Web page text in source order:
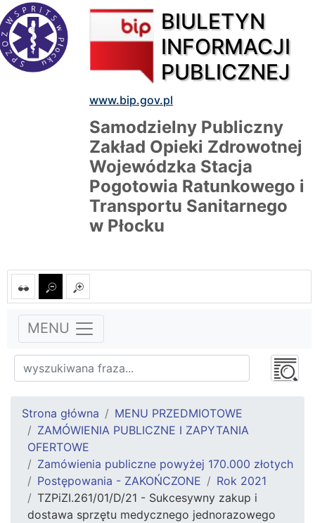
BIULETYN
INFORMACJI
PUBLICZNEJ
www.bip.gov.pl
Samodzielny Publiczny
Zakład Opieki Zdrowotnej
Wojewódzka Stacja
Pogotowia Ratunkowego i
Transportu Sanitarnego
w Płocku
MENU
Strona główna
MENU PRZEDMIOTOWE
ZAMÓWIENIA PUBLICZNE I ZAPYTANIA
OFERTOWE
Zamówienia publiczne powyżej 170.000 złotych
Postępowania - ZAKOŃCZONE
Rok 2021
TZPiZI.261/01/D/21 - Sukcesywny zakup i
dostawa sprzętu medycznego jednorazowego